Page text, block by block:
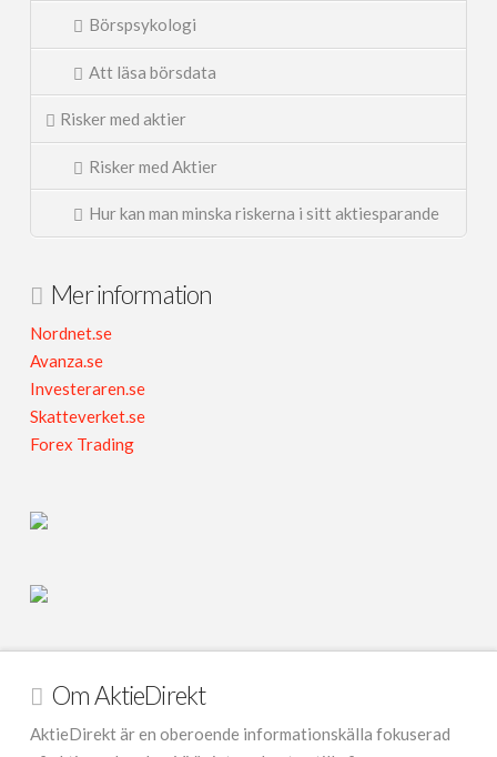
Börspsykologi
Att läsa börsdata
Risker med aktier
Risker med Aktier
Hur kan man minska riskerna i sitt aktiesparande
Mer information
Nordnet.se
Avanza.se
Investeraren.se
Skatteverket.se
Forex Trading
Om AktieDirekt
AktieDirekt är en oberoende informationskälla fokuserad